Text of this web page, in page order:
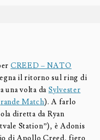
CREED – NATO
il ritorno sul ring di
una volta da Sylvester
Match). A farlo
diretta da Ryan
Station”), è Adonis